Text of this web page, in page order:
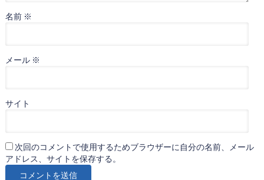
名前 ※
メール ※
サイト
次回のコメントで使用するためブラウザーに自分の名前、メール
アドレス、サイトを保存する。